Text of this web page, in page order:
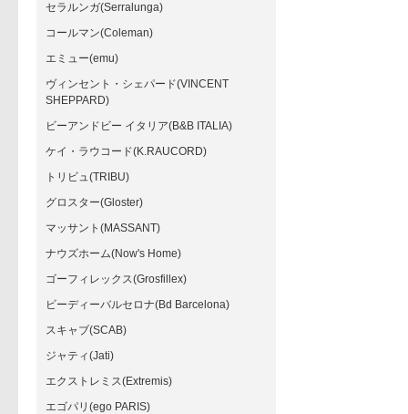
セラルンガ(Serralunga)
コールマン(Coleman)
エミュー(emu)
ヴィンセント・シェパード(VINCENT
SHEPPARD)
ビーアンドビー イタリア(B&B ITALIA)
ケイ・ラウコード(K.RAUCORD)
トリビュ(TRIBU)
グロスター(Gloster)
マッサント(MASSANT)
ナウズホーム(Now's Home)
ゴーフィレックス(Grosfillex)
ビーディーバルセロナ(Bd Barcelona)
スキャブ(SCAB)
ジャティ(Jati)
エクストレミス(Extremis)
エゴパリ(ego PARIS)